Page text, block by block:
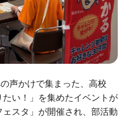
声かけで集まった、高校
い！」を集めたイベントが
スタ」が開催され、部活動